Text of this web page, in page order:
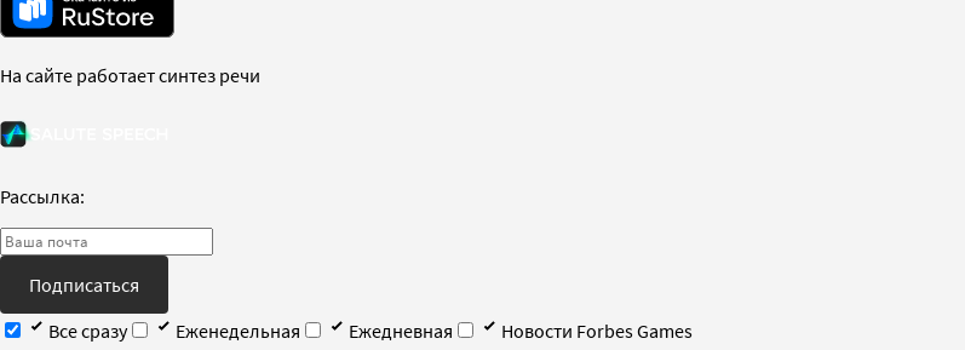
На сайте работает синтез речи
Рассылка:
Подписаться
Все сразу
Еженедельная Ежедневная
Новости Forbes Games